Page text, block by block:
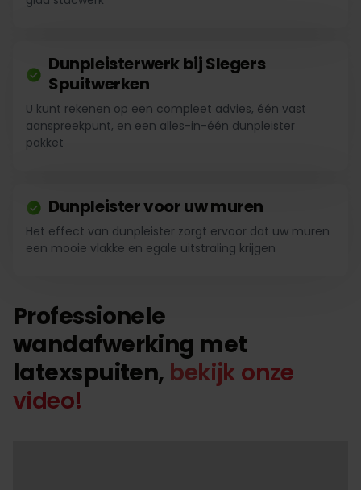
Dunpleisterwerk bij Slegers
Spuitwerken
U kunt rekenen op een compleet advies, één vast
aanspreekpunt, en een alles-in-één dunpleister
pakket
Dunpleister voor uw muren
Het effect van dunpleister zorgt ervoor dat uw muren
een mooie vlakke en egale uitstraling krijgen
Professionele
wandafwerking met
latexspuiten, bekijk onze
video!